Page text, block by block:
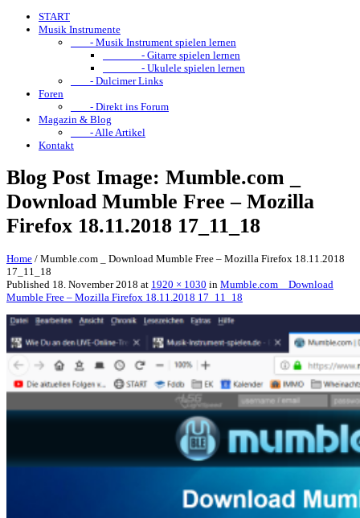
START
Musik Instrumente
- Musik Instrument spielen lernen
- Gitarre spielen lernen
- Ukulele spielen lernen
- Dulcimer Links
Foren
- Direkt ins Forum
Magazin & Blog
- Alle Artikel
Kontakt
Blog Post Image: Mumble.com _
Download Mumble Free – Mozilla
Firefox 18.11.2018 17_11_18
Home / Mumble.com _ Download Mumble Free – Mozilla Firefox 18.11.2018
17_11_18
Published 18. November 2018 at 1920 × 1030 in Mumble.com _ Download
Mumble Free – Mozilla Firefox 18.11.2018 17_11_18